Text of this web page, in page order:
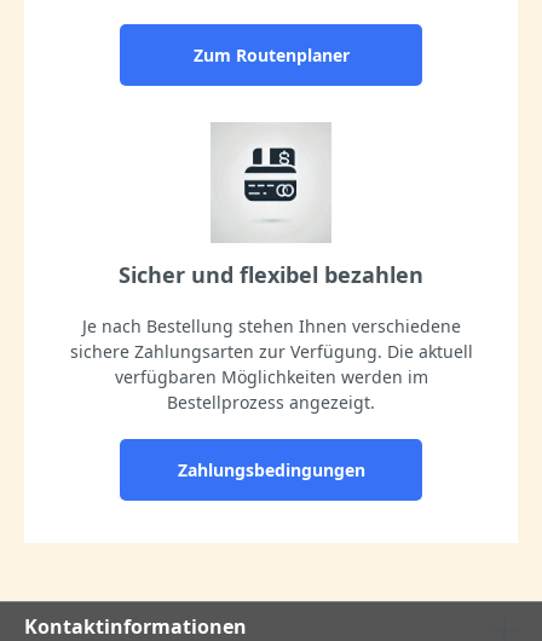
Zum Routenplaner
Sicher und flexibel bezahlen
Je nach Bestellung stehen Ihnen verschiedene
sichere Zahlungsarten zur Verfügung. Die aktuell
verfügbaren Möglichkeiten werden im
Bestellprozess angezeigt.
Zahlungsbedingungen
Kontaktinformationen